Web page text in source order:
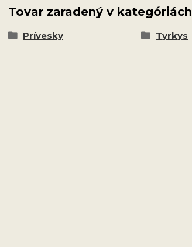
Tovar zaradený v kategóriách
Prívesky Tyrkys